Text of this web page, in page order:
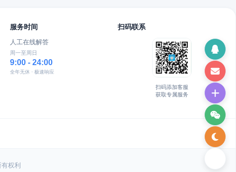
服务时间
人工在线解答
周一至周日
9:00 - 24:00
全年无休 · 极速响应
扫码联系
扫码添加客服
获取专属服务
权利